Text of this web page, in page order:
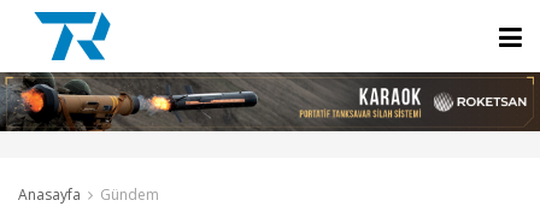
Anasayfa Gündem